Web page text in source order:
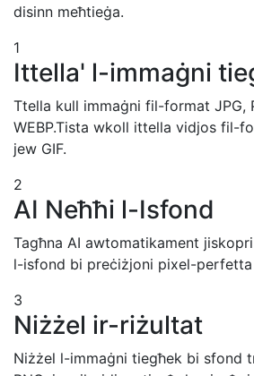
disinn meħtieġa.
1
Ittella' l-immaġni
Ttella kull immaġni fil-format JPG,
WEBP.Tista wkoll ittella vidjos fil-
jew GIF.
2
AI Neħħi l-Isfond
Tagħna AI awtomatikament
l-isfond bi preċiżjoni pixel-
3
Niżżel ir-riżultat
Niżżel l-immaġni tiegħek bi sfond